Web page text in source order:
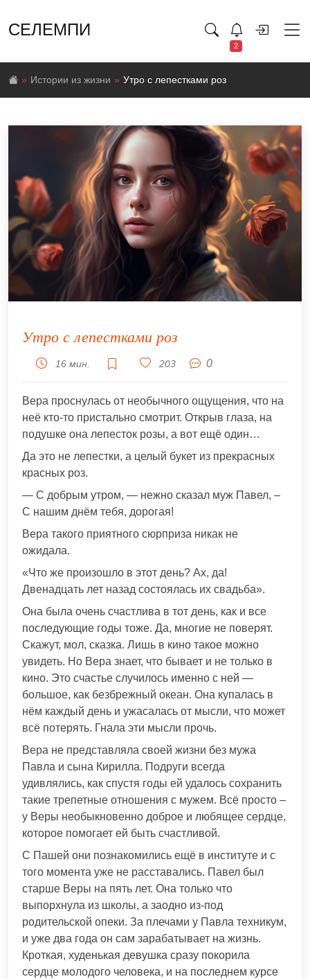
СЕЛЕМПИ
2
Истории из жизни Утро с лепестками роз
Утро с лепестками роз
16 мин. 203 0
Вера проснулась от необычного ощущения, что на
неё кто-то пристально смотрит. Открыв глаза, на
подушке она лепесток розы, а вот ещё один…
Да это не лепестки, а целый букет из прекрасных
красных роз.
— С добрым утром, — нежно сказал муж Павел, –
С нашим днём тебя, дорогая!
Вера такого приятного сюрприза никак не
ожидала.
«Что же произошло в этот день? Ах, да!
Двенадцать лет назад состоялась их свадьба».
Она была очень счастлива в тот день, как и все
последующие годы тоже. Да, многие не поверят.
Скажут, мол, сказка. Лишь в кино такое можно
увидеть. Но Вера знает, что бывает и не только в
кино. Это счастье случилось именно с ней —
большое, как безбрежный океан. Она купалась в
нём каждый день и ужасалась от мысли, что может
всё потерять. Гнала эти мысли прочь.
Вера не представляла своей жизни без мужа
Павла и сына Кирилла. Подруги всегда
удивлялись, как спустя годы ей удалось сохранить
такие трепетные отношения с мужем. Всё просто –
у Веры необыкновенно доброе и любящее сердце,
которое помогает ей быть счастливой.
С Пашей они познакомились ещё в институте и с
того момента уже не расставались. Павел был
старше Веры на пять лет. Она только что
выпорхнула из школы, а заодно из-под
родительской опеки. За плечами у Павла техникум,
и уже два года он сам зарабатывает на жизнь.
Кроткая, худенькая девушка сразу покорила
сердце молодого человека, и на последнем курсе